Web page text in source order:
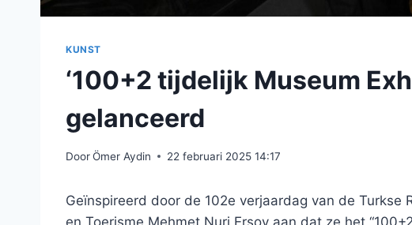
KUNST
‘100+2 tijdelijk Museum
gelanceerd
DoorÖmer Aydin 22 februari 2025 14:17
Geïnspireerd door de 102e verjaardag van de Turkse
en Toerisme Mehmet Nuri Ersoy aan dat ze het